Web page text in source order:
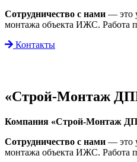
Сотрудничество с нами — это
монтажа объекта ИЖС. Работа
Контакты
«Строй-Монтаж
Компания «Строй-Монтаж
Сотрудничество с нами — это
монтажа объекта ИЖС. Работа